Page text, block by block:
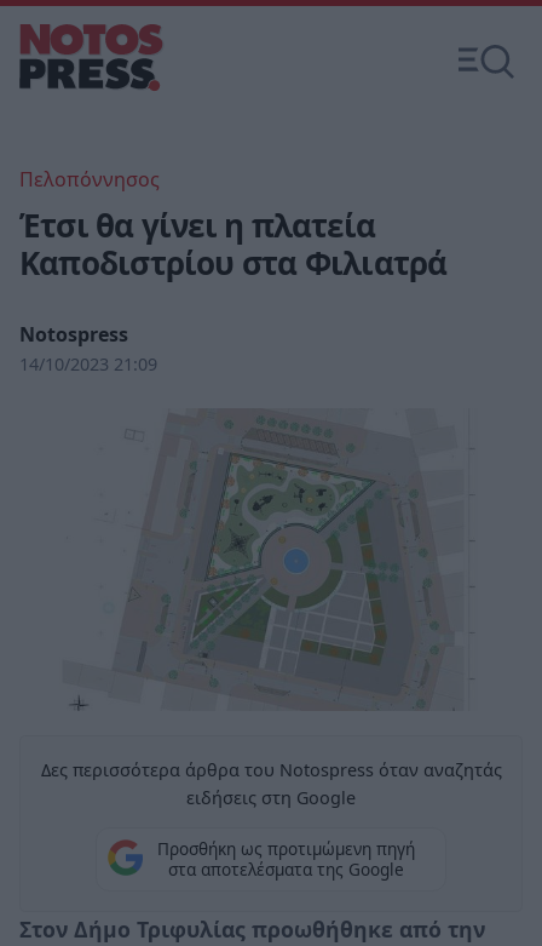
Πελοπόννησος
Έτσι θα γίνει η πλατεία
Καποδιστρίου στα Φιλιατρά
Notospress
14/10/2023 21:09
Δες περισσότερα άρθρα του Notospress όταν αναζητάς
ειδήσεις στη Google
Προσθήκη ως προτιμώμενη πηγή
στα αποτελέσματα της Google
Στον Δήμο Τριφυλίας προωθήθηκε από την